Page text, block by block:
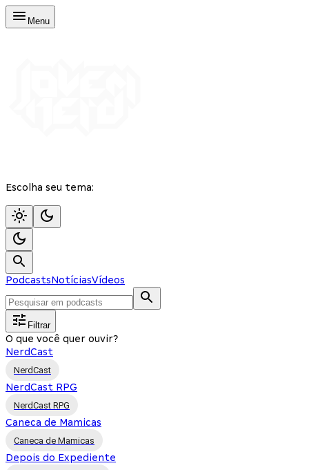
Menu
Escolha seu tema:
PodcastsNotíciasVídeos
Filtrar
O que você quer ouvir?
NerdCast
NerdCast
NerdCast RPG
NerdCast RPG
Caneca de Mamicas
Caneca de Mamicas
Depois do Expediente